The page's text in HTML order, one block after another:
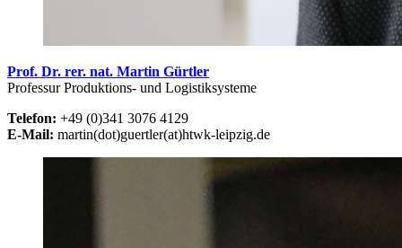
Prof. Dr. rer. nat. Martin Gürtler
Professur Produktions- und Logistiksysteme
Telefon: +49 (0)341 3076 4129
E-Mail: martin(dot)guertler(at)htwk-leipzig.de